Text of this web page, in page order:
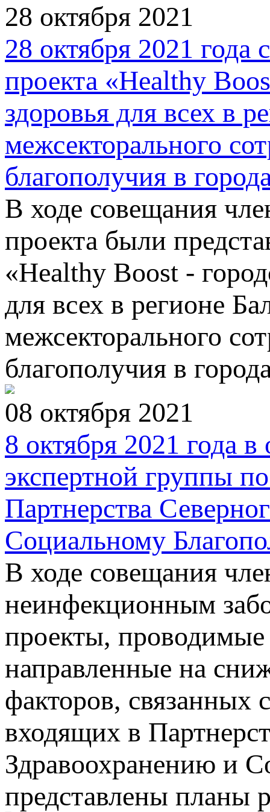
28 октября 2021
28 октября 2021 года
проекта «Healthy
здоровья для всех в
межсекторального
благополучия в
В ходе совещания
проекта были
«Healthy Boost -
для всех в регионе
межсекторального
благополучия в
08 октября 2021
8 октября 2021 года
экспертной группы
Партнерства
Социальному
В ходе совещания
неинфекционным
проекты,
направленные на
факторов, связанных
входящих в
Здравоохранению и
представлены планы